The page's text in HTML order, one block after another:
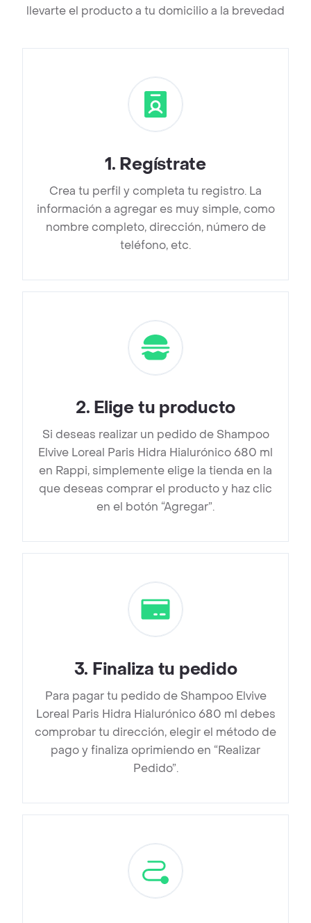
llevarte el producto a tu domicilio a la brevedad
1. Regístrate
Crea tu perfil y completa tu registro. La
información a agregar es muy simple, como
nombre completo, dirección, número de
teléfono, etc.
2. Elige tu producto
Si deseas realizar un pedido de Shampoo
Elvive Loreal Paris Hidra Hialurónico 680 ml
en Rappi, simplemente elige la tienda en la
que deseas comprar el producto y haz clic
en el botón “Agregar”.
3. Finaliza tu pedido
Para pagar tu pedido de Shampoo Elvive
Loreal Paris Hidra Hialurónico 680 ml debes
comprobar tu dirección, elegir el método de
pago y finaliza oprimiendo en “Realizar
Pedido”.